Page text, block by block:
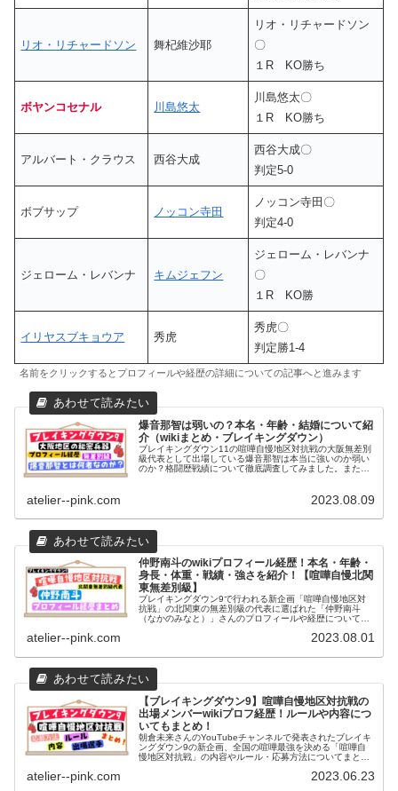
リオ・リチャードソン 舞杞維沙耶
リオ・リチャードソン
〇
１R KO勝ち
ボヤンコセナル 川島悠太
川島悠太〇
１R KO勝ち
アルバート・クラウス 西谷大成
西谷大成〇
判定5-0
ボブサップ ノッコン寺田
ノッコン寺田〇
判定4-0
ジェローム・レバンナ キムジェフン
ジェローム・レバンナ
〇
１R KO勝
イリヤスブキョウア 秀虎
秀虎〇
判定勝1-4
名前をクリックするとプロフィールや経歴の詳細についての記事へと進みます
爆音那智は弱いの？本名・年齢・結婚について紹
介（wikiまとめ・ブレイキングダウン）
ブレイキングダウン11の喧嘩自慢地区対抗戦の大阪無差別
級代表として出場している爆音那智は本当に強いのか弱い
のか？格闘歴戦績について徹底調査してみました。またプ
atelier--pink.com 2023.08.09
仲野南斗のwikiプロフィール経歴！本名・年齢・
身長・体重・戦績・強さを紹介！【喧嘩自慢北関
東無差別級】
ブレイキングダウン9で行われる新企画「喧嘩自慢地区対
抗戦」の北関東の無差別級の代表に選ばれた「仲野南斗
（なかのみなと）」さんのプロフィールや経歴について
績や強さなどの格闘歴について紹介致します。
atelier--pink.com 2023.08.01
【ブレイキングダウン9】喧嘩自慢地区対抗戦の
出場メンバーwikiプロフ経歴！ルールや内容につ
いてもまとめ！
朝倉未来さんのYouTubeチャンネルで発表されたブレイキ
ングダウン9の新企画、全国の喧嘩最強を決める「喧嘩自
慢地区対抗戦」の内容やルール・応募方法についてまとめ
atelier--pink.com 2023.06.23